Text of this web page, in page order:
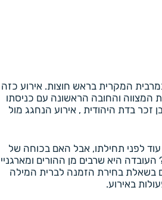
המקרית בראש חוצות. אירוע כזה
והחובה הראשונה עם כניסתו
זכר בדת היהודית , אירוע הנחגג מול
לפני תחילתו, אבל האם בכוחה של
היא שרבים מן ההורים ומארגניי
בשאלת בחירת הזמנה לברית המילה
באירוע.